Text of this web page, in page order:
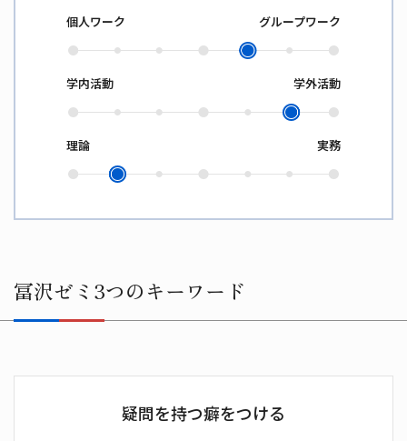
個人ワーク グループワーク
学内活動 学外活動
理論 実務
冨沢ゼミ3つのキーワード
疑問を持つ癖をつける